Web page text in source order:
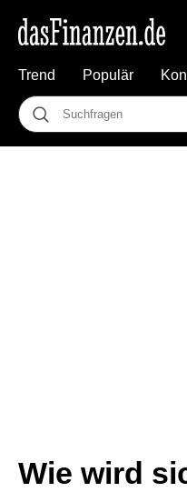
Trend Populär
Wie wird